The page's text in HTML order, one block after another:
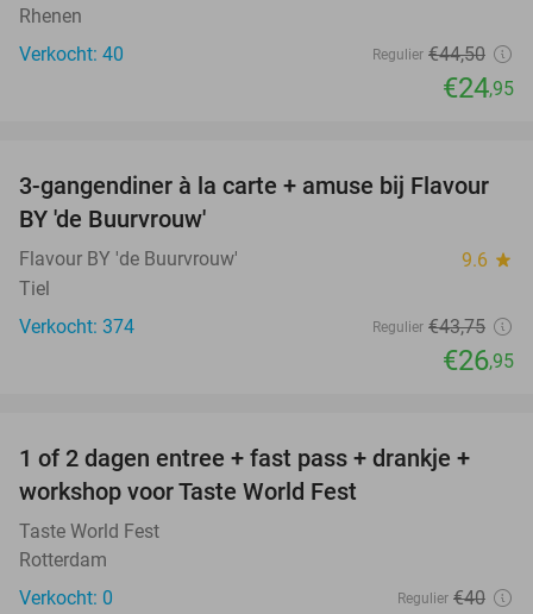
Rhenen
Verkocht: 40
Regulier €44,50
€24,95
38%
3-gangendiner à la carte + amuse bij Flavour
BY 'de Buurvrouw'
Flavour BY 'de Buurvrouw' 9.6 star
Tiel
Verkocht: 374
Regulier €43,75
€26,95
56%
TODAY
1 of 2 dagen entree + fast pass + drankje +
workshop voor Taste World Fest
Taste World Fest
Rotterdam
Verkocht: 0
Regulier €40